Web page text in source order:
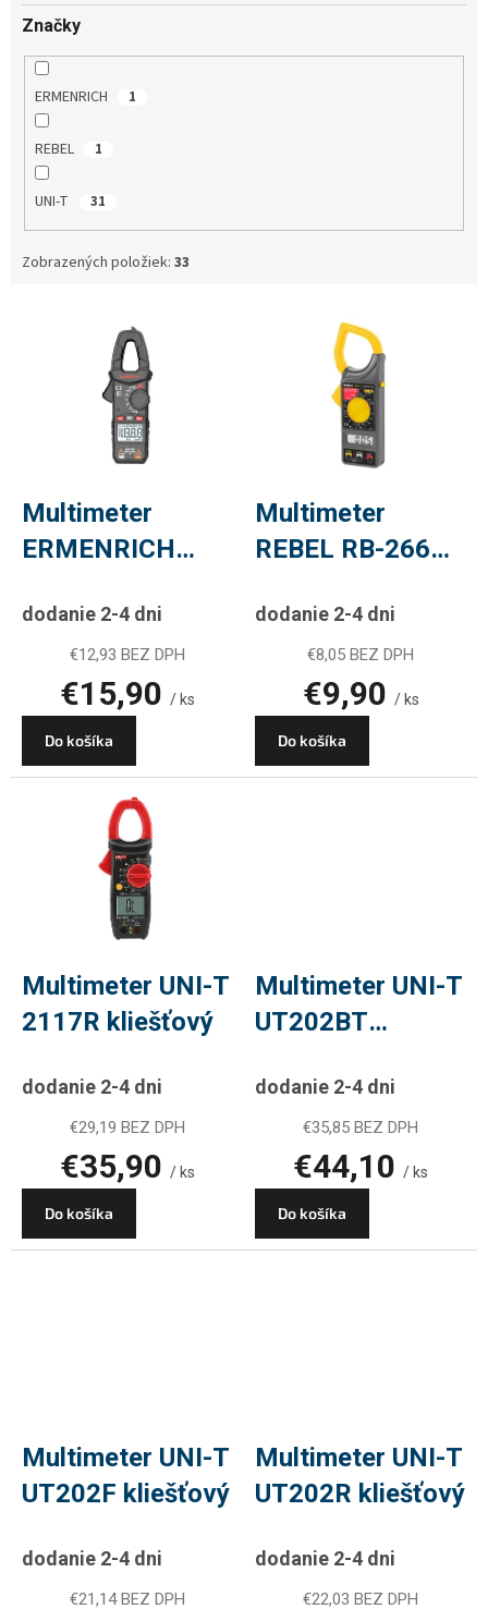
Značky
ERMENRICH 1
REBEL 1
UNI-T 31
Zobrazených položiek: 33
Multimeter
ERMENRICH
kliešťový
dodanie 2-4 dni
€12,93 BEZ DPH
€15,90 / ks
Do košíka
Multimeter
REBEL RB-266
dodanie 2-4 dni
€8,05 BEZ DPH
€9,90 / ks
Do košíka
Multimeter UNI-T
2117R kliešťový
dodanie 2-4 dni
€29,19 BEZ DPH
€35,90 / ks
Do košíka
Multimeter UNI-T
UT202BT
dodanie 2-4 dni
€35,85 BEZ DPH
€44,10 / ks
Do košíka
Multimeter UNI-T
UT202F kliešťový
dodanie 2-4 dni
€21,14 BEZ DPH
Multimeter UNI-T
UT202R kliešťový
dodanie 2-4 dni
€22,03 BEZ DPH